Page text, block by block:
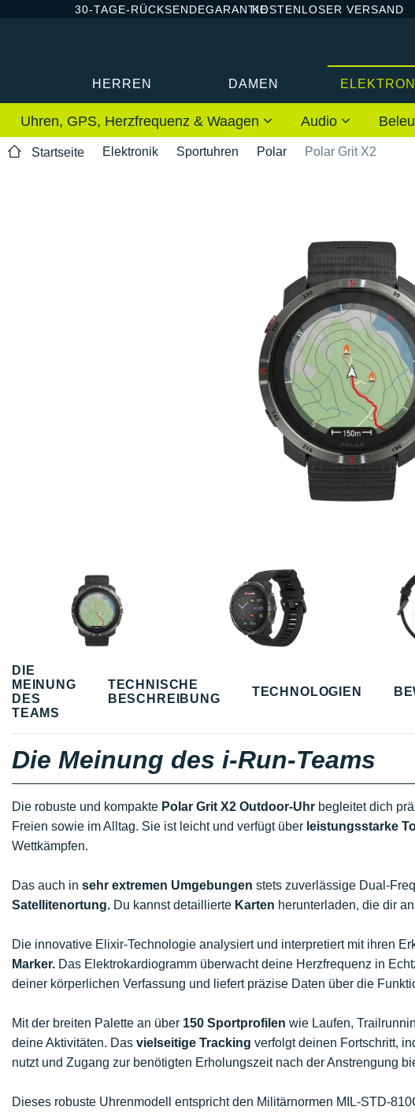
30-TAGE-RÜCKSENDEGARANTIEKOSTENLOSER VERSAND
HERREN DAMEN
Uhren, GPS, Herzfrequenz & Waagen Audio
Startseite Elektronik Sportuhren Polar Polar Grit X2
DIE
MEINUNG
DES
TEAMS
TECHNISCHE
BESCHREIBUNG
TECHNOLOGIEN
Die Meinung des i-Run-Teams
Die robuste und kompakte Polar Grit X2 Outdoor-Uhr begleitet dich
Freien sowie im Alltag. Sie ist leicht und verfügt über leistungsstarke
Wettkämpfen.
Das auch in sehr extremen Umgebungen stets zuverlässige Dual-
Satellitenortung. Du kannst detaillierte Karten herunterladen, die dir
Die innovative Elixir-Technologie analysiert und interpretiert mit ihren
Marker. Das Elektrokardiogramm überwacht deine Herzfrequenz in
deiner körperlichen Verfassung und liefert präzise Daten über die
Mit der breiten Palette an über 150 Sportprofilen wie Laufen,
deine Aktivitäten. Das vielseitige Tracking verfolgt deinen Fortschritt,
nutzt und Zugang zur benötigten Erholungszeit nach der Anstrengung
Dieses robuste Uhrenmodell entspricht den Militärnormen MIL-STD-